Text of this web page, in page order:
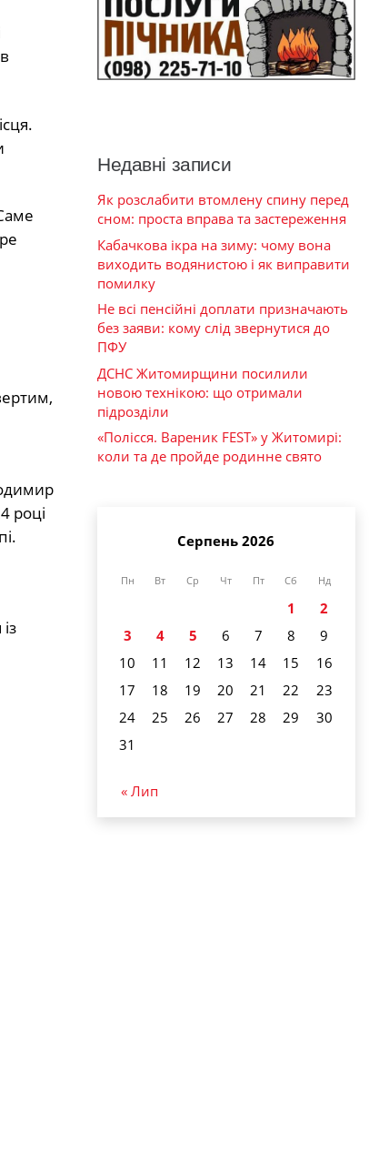
році
Недавні записи
Як розслабити втомлену спину перед
сном: проста вправа та застереження
Кабачкова ікра на зиму: чому вона
виходить водянистою і як виправити
помилку
Не всі пенсійні доплати призначають
без заяви: кому слід звернутися до
ПФУ
ДСНС Житомирщини посилили
новою технікою: що отримали
підрозділи
«Полісся. Вареник FEST» у Житомирі:
коли та де пройде родинне свято
Серпень 2026
Пн Вт Ср Чт Пт Сб Нд
1
2
3
4 5 6 7 8
9
10
11 12 13 14 15
16
17
18 19 20 21 22
23
24
25 26 27 28 29
30
31
« Лип